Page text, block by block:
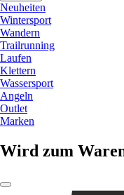
Neuheiten
Wintersport
Wandern
Trailrunning
Laufen
Klettern
Wassersport
Angeln
Outlet
Marken
Wird zum